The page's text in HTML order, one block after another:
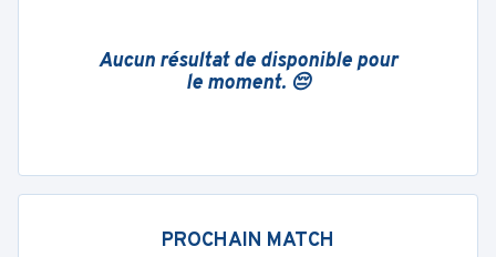
Aucun résultat de disponible pour
le moment. 😔
PROCHAIN MATCH